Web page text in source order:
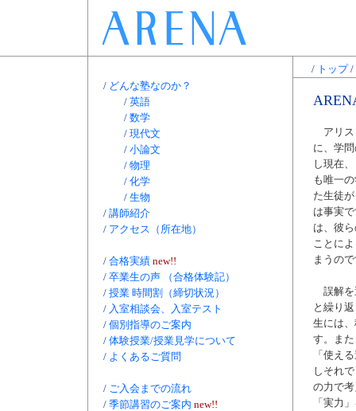
/ トップ/
/ どんな塾なのか？
/ 英語
/ 数学
/ 現代文
/ 小論文
/ 物理
/ 化学
/ 生物
/ 講師紹介
/ アクセス（所在地）
/ 合格実績new!!
/ 卒業生の声 （合格体験記）
/ 授業 時間割（締切状況）
/ 入室相談会、入室テスト
/ 個別指導のご案内
/ 体験授業/授業見学について
/ よくあるご質問
/ ご入会までの流れ
/ 季節講習のご案内 new!!
アリス
に、学
し現在
も唯一
た生徒
は事実
は、彼
ことに
まうの
誤解を
と繰り
生には
す。ま
「使え
しそれ
の力で
「実力